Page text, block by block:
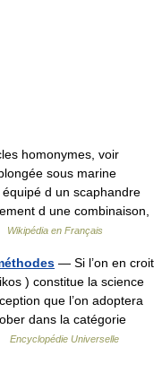
homonymes, voir
sous marine
d un scaphandre
d une combinaison,
Wikipédia en Français
— Si l’on en croit
) constitue la science
que l’on adoptera
dans la catégorie
Encyclopédie Universelle